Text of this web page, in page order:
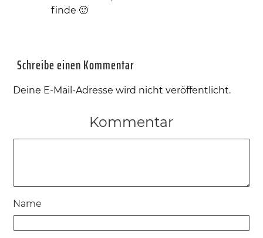
finde 🙂
Schreibe einen Kommentar
Deine E-Mail-Adresse wird nicht veröffentlicht.
Kommentar
Name